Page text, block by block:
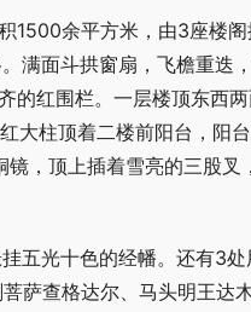
1500余平方米，由3座楼
满面斗拱窗扇，飞檐重迭
红围栏。一层楼顶东西两
大柱顶着二楼前阳台，阳
，顶上插着雪亮的三股叉
五光十色的经幡。还有3
萨查格达尔、马头明王达